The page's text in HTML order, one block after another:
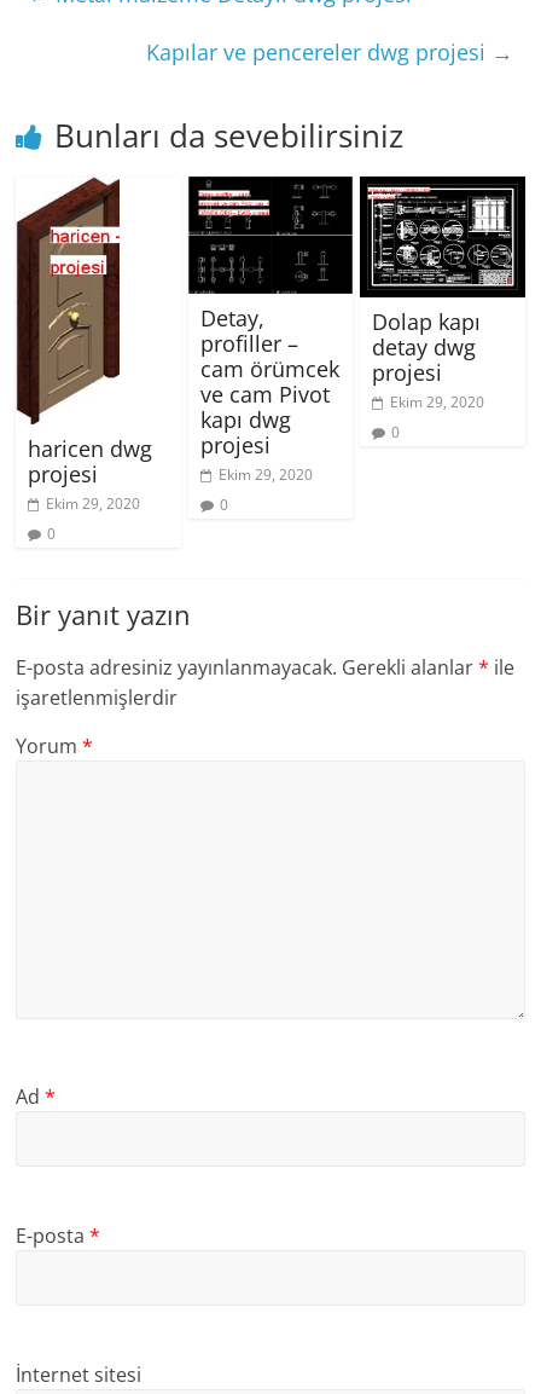
Kapılar ve pencereler dwg projesi →
Bunları da sevebilirsiniz
haricen dwg
projesi
Ekim 29, 2020
0
Detay,
profiller –
cam örümcek
ve cam Pivot
kapı dwg
projesi
Ekim 29, 2020
0
Dolap kapı
detay dwg
projesi
Ekim 29, 2020
0
Bir yanıt yazın
E-posta adresiniz yayınlanmayacak. Gerekli alanlar* ile
işaretlenmişlerdir
Yorum*
Ad*
E-posta*
İnternet sitesi